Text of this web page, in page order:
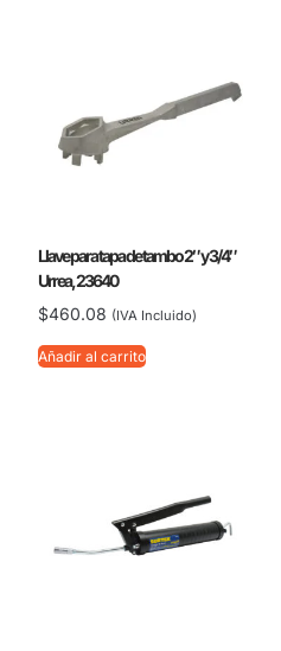
Llave para tapa de tambo 2″ y 3/4″
Urrea, 23640
$460.08 (IVA Incluido)
Añadir al carrito